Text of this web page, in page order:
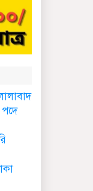
পদে